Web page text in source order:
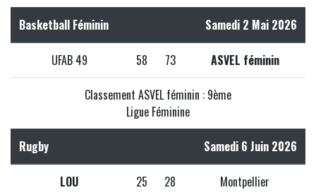
Basketball Féminin Samedi 2 Mai 2026
UFAB 49 58 73 ASVEL féminin
Classement ASVEL féminin : 9ème
Ligue Féminine
Rugby Samedi 6 Juin 2026
LOU 25 28 Montpellier